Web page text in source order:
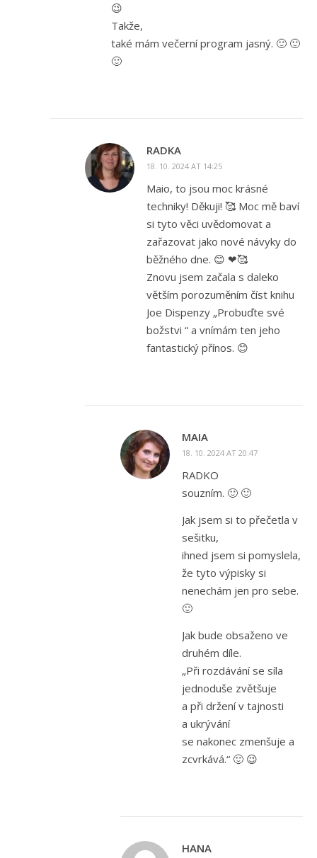
😉
Takže,
také mám večerní program jasný. 🙂 🙂
🙂
RADKA
18. 10. 2024 AT 14:25
Maio, to jsou moc krásné
techniky! Děkuji! 🥰 Moc mě baví
si tyto věci uvědomovat a
zařazovat jako nové návyky do
běžného dne. 😊 ❤🥰
Znovu jsem začala s daleko
větším porozuměním číst knihu
Joe Dispenzy „Probuďte své
božstvi “ a vnímám ten jeho
fantastický přínos. 😊
MAIA
18. 10. 2024 AT 20:47
RADKO
souzním. 🙂 🙂
Jak jsem si to přečetla v
sešitku,
ihned jsem si pomyslela,
že tyto výpisky si
nenechám jen pro sebe.
🙂
Jak bude obsaženo ve
druhém díle.
„Při rozdávání se síla
jednoduše zvětšuje
a při držení v tajnosti
a ukrývání
se nakonec zmenšuje a
zcvrkává.“ 🙂 😉
HANA